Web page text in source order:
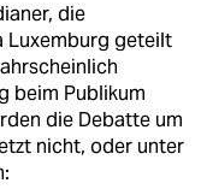
die
Luxemburg geteilt
beim Publikum
die Debatte um
nicht, oder unter